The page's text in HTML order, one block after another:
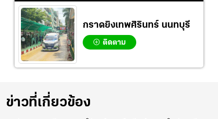
กราดยิงเทพศิรินทร์ นนทบุรี
ติดตาม
ข่าวที่เกี่ยวข้อง